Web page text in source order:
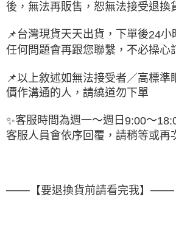
後，無法再販售，恕無法接受退換
📌 台灣現貨天天出貨，下單後24小
任何問題會再跟您聯繫，不必操心
📌以上敘述如無法接受者／高標準
價作溝通的人，請繞道勿下單
✨客服時間為週一～週日 9:00～
客服人員會依序回覆，請稍等或再
───【要退換貨前請看完我】───